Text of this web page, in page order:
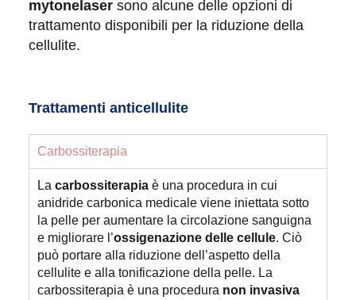
mytonelaser sono alcune delle opzioni di
trattamento disponibili per la riduzione della
cellulite.
Trattamenti anticellulite
Carbossiterapia
La carbossiterapia è una procedura in cui
anidride carbonica medicale viene iniettata sotto
la pelle per aumentare la circolazione sanguigna
e migliorare l’ossigenazione delle cellule. Ciò
può portare alla riduzione dell’aspetto della
cellulite e alla tonificazione della pelle. La
carbossiterapia è una procedura non invasiva